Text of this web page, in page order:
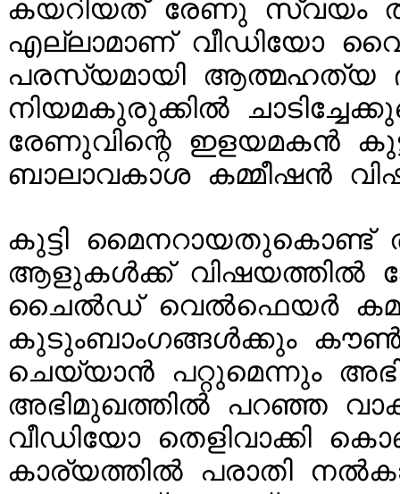
കയറിയത് രേണു സ്വയം
എല്ലാമാണ് വീഡിയോ
പരസ്യമായി ആത്മഹത്യ
നിയമകുരുക്കിൽ
രേണുവിന്റെ ഇളയമകൻ
ബാലാവകാശ കമ്മീഷൻ
കുട്ടി മൈനറായതുകൊണ്ട്
ആളുകൾക്ക് വിഷയത്തിൽ
ചൈൽഡ് വെൽഫെയർ
കുടുംബാം​ഗങ്ങൾക്കും
ചെയ്യാൻ പറ്റുമെന്നും
അഭിമുഖത്തിൽ പറഞ്ഞ
വീഡിയോ തെളിവാക്കി
കാര്യത്തിൽ പരാതി